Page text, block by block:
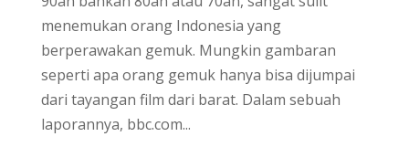
menemukan orang Indonesia yang
berperawakan gemuk. Mungkin gambaran
seperti apa orang gemuk hanya bisa dijumpai
dari tayangan film dari barat. Dalam sebuah
laporannya, bbc.com...